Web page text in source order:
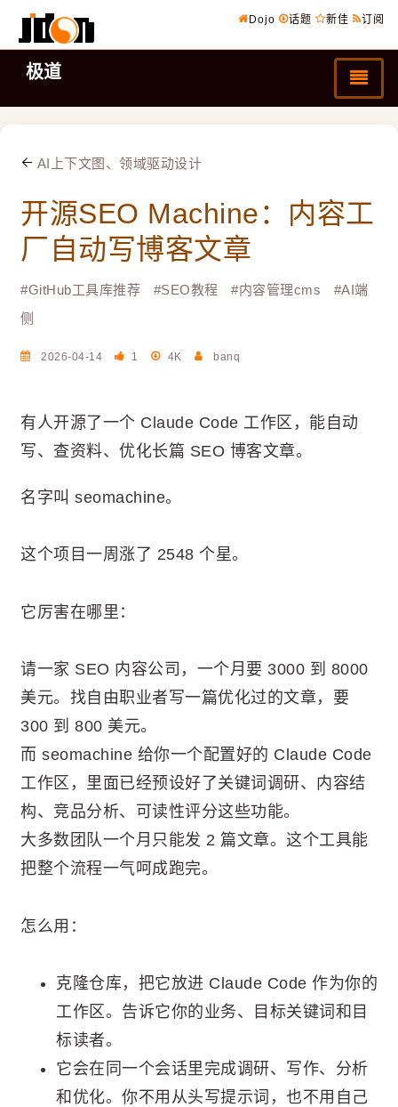
Dojo 话题 新佳 订阅
极道
AI上下文图、领域驱动设计
开源SEO Machine：内容工
厂自动写博客文章
#GitHub工具库推荐 #SEO教程 #内容管理cms #AI端
侧
2026-04-14 1 4K banq
有人开源了一个 Claude Code 工作区，能自动
写、查资料、优化长篇 SEO 博客文章。
名字叫 seomachine。
这个项目一周涨了 2548 个星。
它厉害在哪里：
请一家 SEO 内容公司，一个月要 3000 到 8000
美元。找自由职业者写一篇优化过的文章，要
300 到 800 美元。
而 seomachine 给你一个配置好的 Claude Code
工作区，里面已经预设好了关键词调研、内容结
构、竞品分析、可读性评分这些功能。
大多数团队一个月只能发 2 篇文章。这个工具能
把整个流程一气呵成跑完。
怎么用：
克隆仓库，把它放进 Claude Code 作为你的
工作区。告诉它你的业务、目标关键词和目
标读者。
它会在同一个会话里完成调研、写作、分析
和优化。你不用从头写提示词，也不用自己